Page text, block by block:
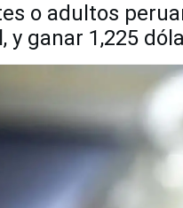
o adultos
y ganar 1,225